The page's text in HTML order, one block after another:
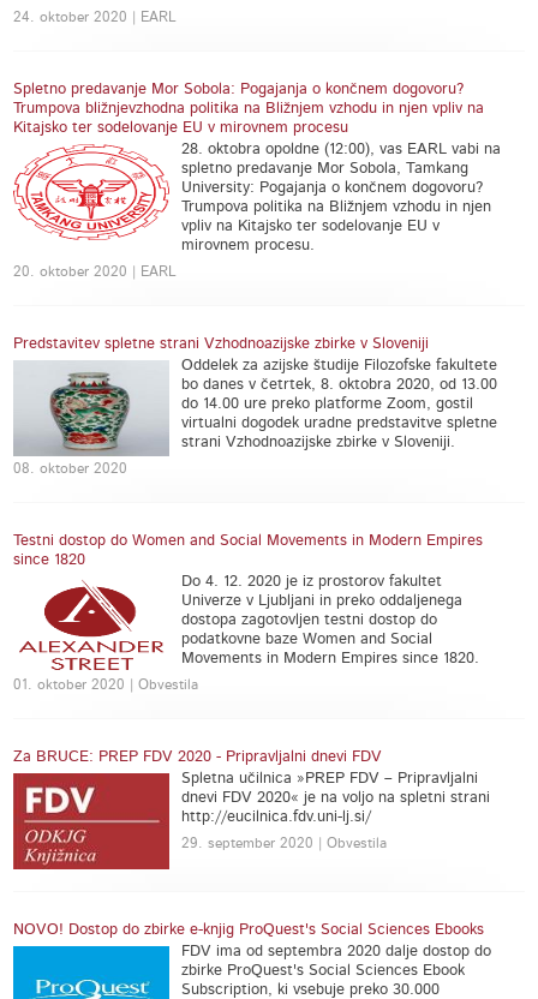
24. oktober 2020 | EARL
Spletno predavanje Mor Sobola: Pogajanja o končnem dogovoru?
Trumpova bližnjevzhodna politika na Bližnjem vzhodu in njen vpliv na
Kitajsko ter sodelovanje EU v mirovnem procesu
28. oktobra opoldne (12:00), vas EARL vabi na
spletno predavanje Mor Sobola, Tamkang
University: Pogajanja o končnem dogovoru?
Trumpova politika na Bližnjem vzhodu in njen
vpliv na Kitajsko ter sodelovanje EU v
mirovnem procesu.
20. oktober 2020 | EARL
Predstavitev spletne strani Vzhodnoazijske zbirke v Sloveniji
Oddelek za azijske študije Filozofske fakultete
bo danes v četrtek, 8. oktobra 2020, od 13.00
do 14.00 ure preko platforme Zoom, gostil
virtualni dogodek uradne predstavitve spletne
strani Vzhodnoazijske zbirke v Sloveniji.
08. oktober 2020
Testni dostop do Women and Social Movements in Modern Empires
since 1820
Do 4. 12. 2020 je iz prostorov fakultet
Univerze v Ljubljani in preko oddaljenega
dostopa zagotovljen testni dostop do
podatkovne baze Women and Social
Movements in Modern Empires since 1820.
01. oktober 2020 | Obvestila
Za BRUCE: PREP FDV 2020 - Pripravljalni dnevi FDV
Spletna učilnica »PREP FDV – Pripravljalni
dnevi FDV 2020« je na voljo na spletni strani
http://eucilnica.fdv.uni-lj.si/
29. september 2020 | Obvestila
NOVO! Dostop do zbirke e-knjig ProQuest's Social Sciences Ebooks
FDV ima od septembra 2020 dalje dostop do
zbirke ProQuest's Social Sciences Ebook
Subscription, ki vsebuje preko 30.000